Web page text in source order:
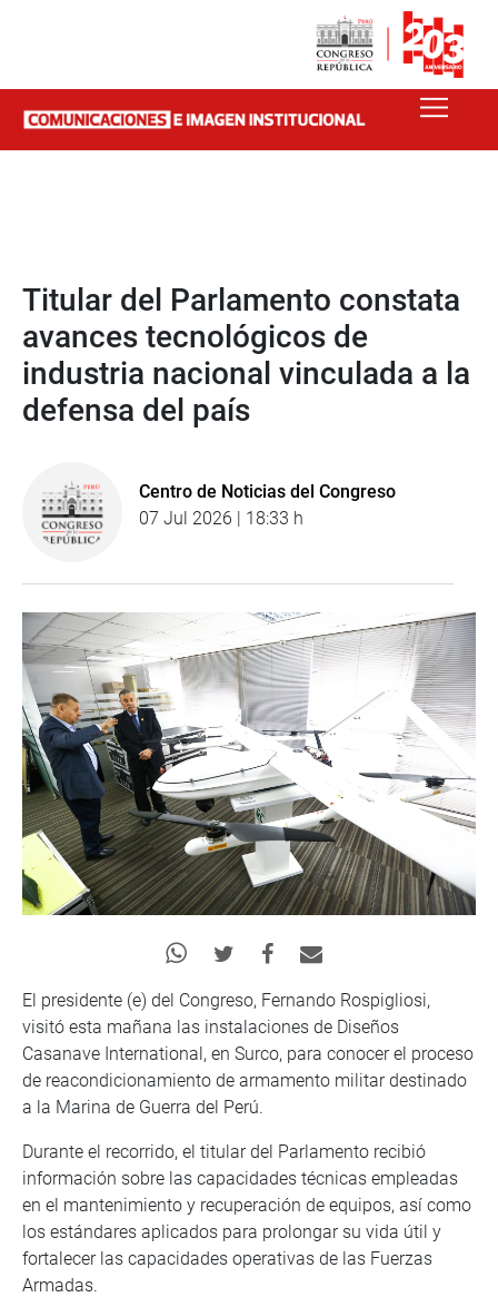
Titular del Parlamento constata
avances tecnológicos de
industria nacional vinculada a la
defensa del país
Centro de Noticias del Congreso
07 Jul 2026 | 18:33 h
El presidente (e) del Congreso, Fernando Rospigliosi,
visitó esta mañana las instalaciones de Diseños
Casanave International, en Surco, para conocer el proceso
de reacondicionamiento de armamento militar destinado
a la Marina de Guerra del Perú.
Durante el recorrido, el titular del Parlamento recibió
información sobre las capacidades técnicas empleadas
en el mantenimiento y recuperación de equipos, así como
los estándares aplicados para prolongar su vida útil y
fortalecer las capacidades operativas de las Fuerzas
Armadas.